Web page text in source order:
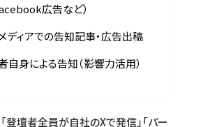
広告など）
ディアでの告知記事・広告出稿
自身による告知（影響力活用）
登壇者全員が自社のXで発信」「パー